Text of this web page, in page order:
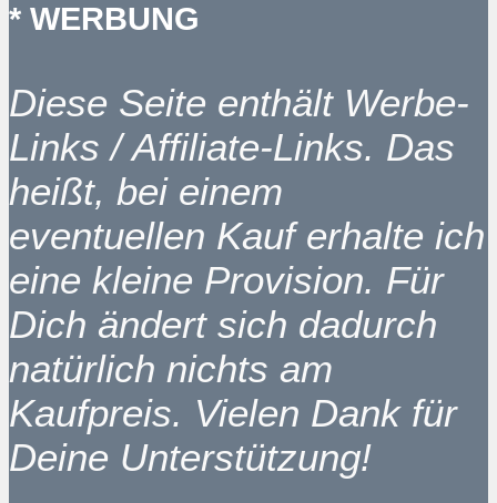
* WERBUNG
Diese Seite enthält Werbe-
Links / Affiliate-Links. Das
heißt, bei einem
eventuellen Kauf erhalte ich
eine kleine Provision. Für
Dich ändert sich dadurch
natürlich nichts am
Kaufpreis. Vielen Dank für
Deine Unterstützung!